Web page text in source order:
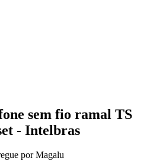
sem fio ramal TS
- Intelbras
por Magalu